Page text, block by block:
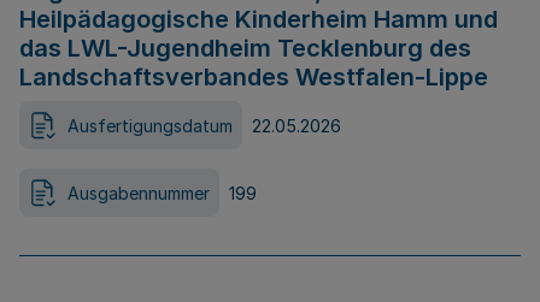
Heilpädagogische Kinderheim Hamm und
das LWL-Jugendheim Tecklenburg des
Landschaftsverbandes Westfalen-Lippe
Ausfertigungsdatum 22.05.2026
Ausgabennummer 199